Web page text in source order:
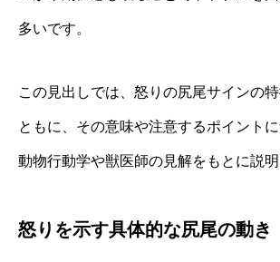
多いです。
この見出しでは、怒りの尻尾サインの
ともに、その意味や注意するポイント
動物行動学や獣医師の見解をもとに説明
怒りを示す具体的な尻尾の動き